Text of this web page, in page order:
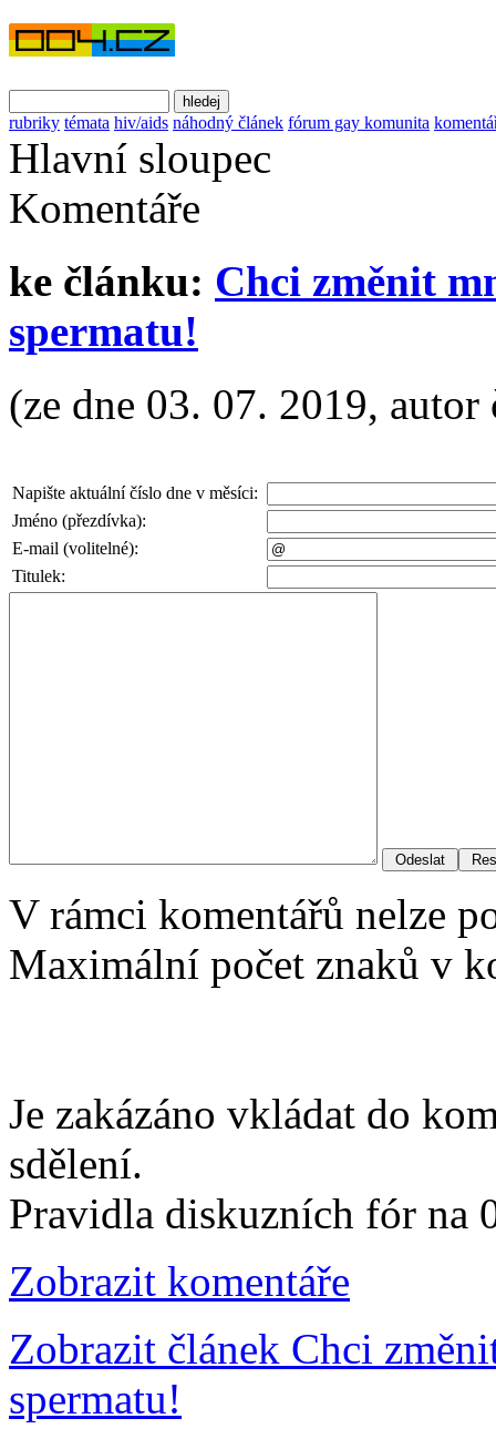
rubriky témata hiv/aids náhodný článek fórum gay komunita
Hlavní sloupec
Komentáře
ke článku: Chci změnit
spermatu!
(ze dne 03. 07. 2019,
Napište aktuální číslo dne v měsíci:
Jméno (přezdívka):
E-mail (volitelné):
Titulek:
V rámci komentářů nelze
Maximální počet znaků v
Je zakázáno vkládat do
sdělení.
Pravidla diskuzních fór na
Zobrazit komentáře
Zobrazit článek Chci
spermatu!